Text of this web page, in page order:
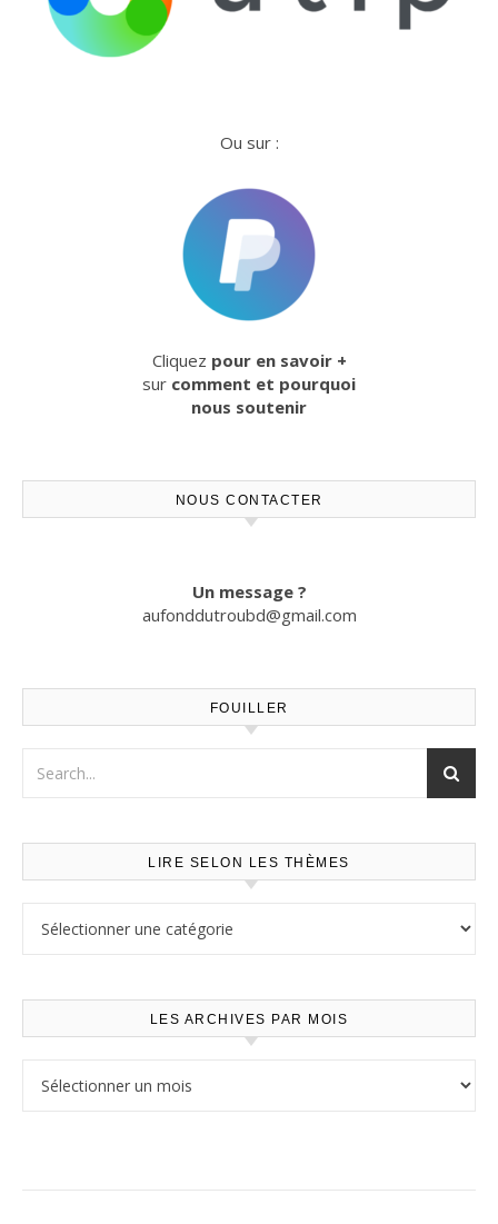
Ou sur :
Cliquez pour en savoir +
sur comment et pourquoi
nous soutenir
NOUS CONTACTER
Un message ?
aufonddutroubd@gmail.com
FOUILLER
LIRE SELON LES THÈMES
LES ARCHIVES PAR MOIS